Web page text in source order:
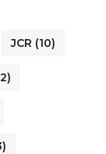
JCR (10)